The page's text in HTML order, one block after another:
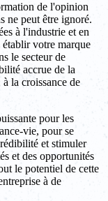
de l'opinion
ne peut être ignoré.
à l'industrie et en
votre marque
le secteur de
accrue de la
la croissance de
pour les
vie, pour se
et stimuler
et des opportunités
le potentiel de cette
à de